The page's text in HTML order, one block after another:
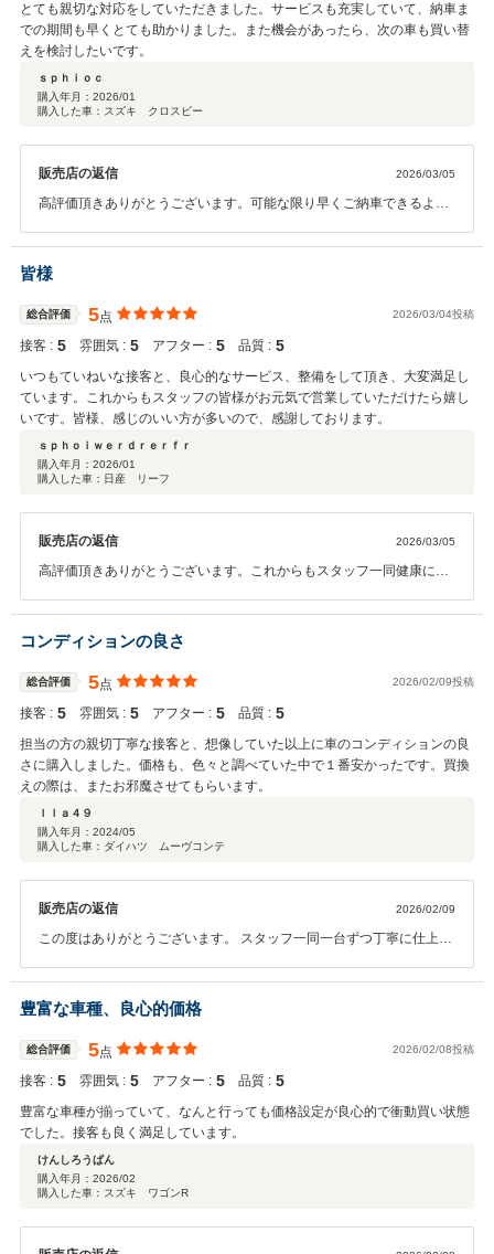
とても親切な対応をしていただきました。サービスも充実していて、納車ま
での期間も早くとても助かりました。また機会があったら、次の車も買い替
えを検討したいです。
ｓｐｈｉｏｃ
購入年月： 2026/01
購入した車：スズキ クロスビー
販売店の返信 2026/03/05
高評価頂きありがとうございます。可能な限り早くご納車できるよう
す。
皆様
総合評価 5点 2026/03/04投稿
接客 : 5 雰囲気 : 5 アフター : 5 品質 : 5
いつもていねいな接客と、良心的なサービス、整備をして頂き、大変満足し
ています。これからもスタッフの皆様がお元気で営業していただけたら嬉し
いです。皆様、感じのいい方が多いので、感謝しております。
ｓｐｈｏｉｗｅｒｄｒｅｒｆｒ
購入年月： 2026/01
購入した車：日産 リーフ
販売店の返信 2026/03/05
高評価頂きありがとうございます。これからもスタッフ一同健康に配
コンディションの良さ
総合評価 5点 2026/02/09投稿
接客 : 5 雰囲気 : 5 アフター : 5 品質 : 5
担当の方の親切丁寧な接客と、想像していた以上に車のコンディションの良
さに購入しました。価格も、色々と調べていた中で１番安かったです。買換
えの際は、またお邪魔させてもらいます。
ｌｌａ４９
購入年月： 2024/05
購入した車：ダイハツ ムーヴコンテ
販売店の返信 2026/02/09
この度はありがとうございます。 スタッフ一同一台ずつ丁寧に仕上げ
くお願い申し上げます。
豊富な車種、良心的価格
総合評価 5点 2026/02/08投稿
接客 : 5 雰囲気 : 5 アフター : 5 品質 : 5
豊富な車種が揃っていて、なんと行っても価格設定が良心的で衝動買い状態
でした。接客も良く満足しています。
けんしろうぱん
購入年月： 2026/02
購入した車：スズキ ワゴンR